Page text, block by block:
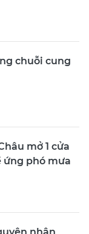
chuỗi cung
mở 1 cửa
ứng phó mưa
nhân